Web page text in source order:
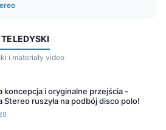
i materiały video
koncepcja i oryginalne przejścia -
Stereo ruszyła na podbój disco polo!